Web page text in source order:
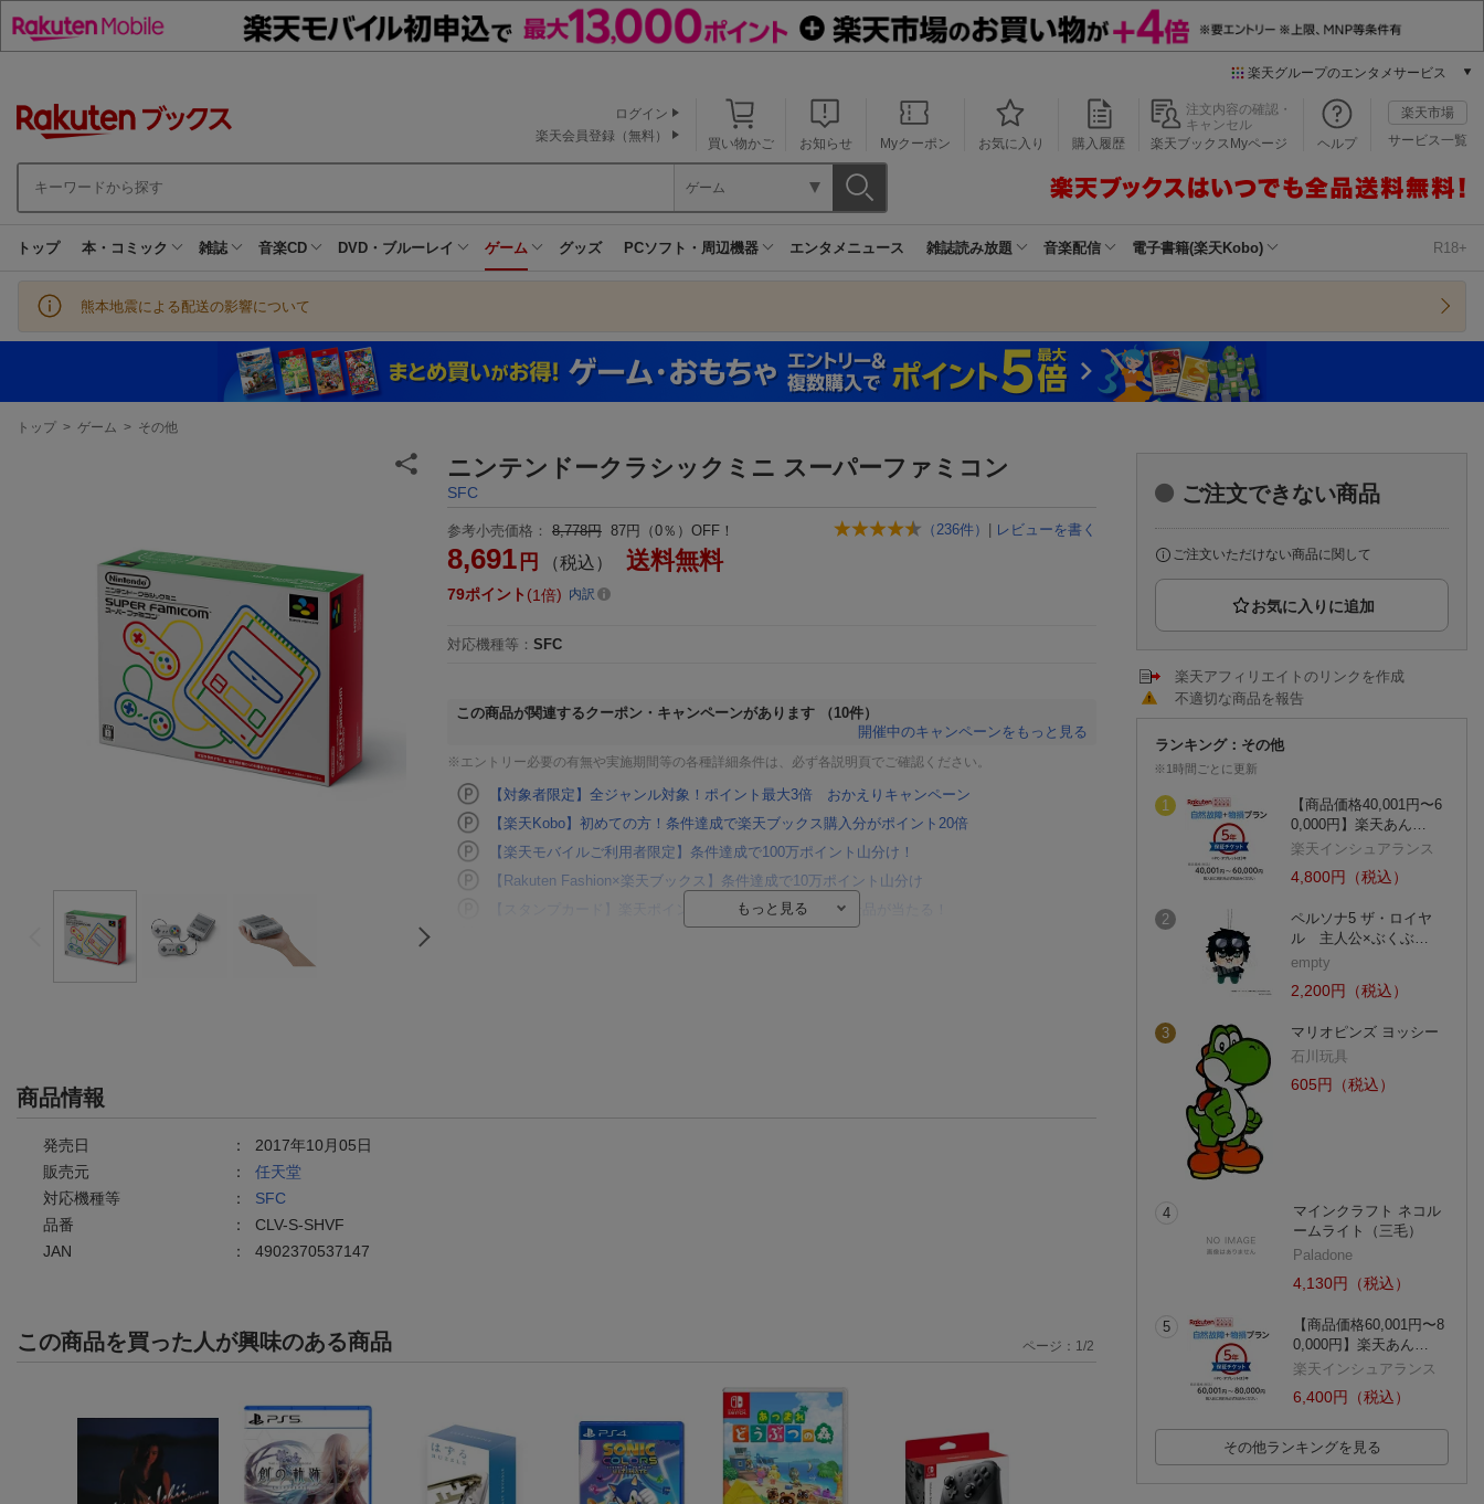
楽天グループのエンタメサービス
本/ゲーム/CD/DVD
楽天ブックス
楽天Kobo
楽天チケット
エンタメニュース
推し楽
買い物かご お知らせ Myクーポン お気に入り 購入履歴
注文内容の確認・
キャンセル
楽天ブックスMyページ
ヘルプ
楽天市場
サービス一覧
ログイン
楽天会員登録（無料）
ゲーム
トップ 本・コミック 雑誌 音楽CD DVD・ブルーレイ ゲーム グッズ PCソフト・周辺機器 エンタメニュース 雑誌読み放題 音楽配信 電子書籍(楽天Kobo) R18+
熊本地震による配送の影響について
現
トップ > ゲーム > その他
ニンテンドークラシックミニ スーパーファミコン
SFC
（ 236件） | レビューを書く
参考小売価格： 8,778円 87円（0％）OFF！
8,691 円 （税込） 送料無料
79ポイント 1倍 内訳
対応機種等 ： SFC
この商品が関連するクーポン・キャンペーンがあります
（10件）
開催中のキャンペーンをもっと見る
※エントリー必要の有無や実施期間等の各種詳細条件は、必ず各説明頁でご確認ください。
【対象者限定】全ジャンル対象！ポイント最大3倍 おかえりキャンペーン
【楽天Kobo】初めての方！条件達成で楽天ブックス購入分がポイント20倍
【楽天モバイルご利用者限定】条件達成で100万ポイント山分け！
【Rakuten Fashion×楽天ブックス】条件達成で10万ポイント山分け
【スタンプカード】楽天ポイントもらえる＆抽選で豪華景品が当たる！
商品情報
発売日 ： 2017年10月05日
販売元
： 任天堂
対応機種等
： SFC
品番
： CLV-S-SHVF
JAN
： 4902370537147
この商品を買った人が興味のある商品 ページ： 1 /2
ご注文できない商品
ご注文いただけない商品に関して
楽天アフィリエイトのリンクを作成
不適切な商品を報告
ランキング：その他
※1時間ごとに更新
1
【商品価格40,001円〜6
0,000円】楽天あん…
楽天インシュアランス
4,800円（税込）
2
ペルソナ5 ザ・ロイヤ
ル 主人公×ぶくぶ…
empty
2,200円（税込）
3
マリオピンズ ヨッシー
石川玩具
605円（税込）
4
マインクラフト ネコル
ームライト（三毛）
Paladone
4,130円（税込）
5
【商品価格60,001円〜8
0,000円】楽天あん…
楽天インシュアランス
6,400円（税込）
その他ランキングを見る